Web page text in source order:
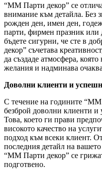
“ММ Парти декор” се
внимание към детайла. Без
рожден ден, имен ден,
парти, фирмен празник или
бъдете сигурни, че сте в
декор” съчетава
да създаде атмосфера,
желания и надминава
Доволни клиенти и
С течение на годините “ММ
безброй доволни клиенти
Това, което ги прави
високото качество на
подход към всеки клиент.
последния детайл на
“ММ Парти декор” се
подготвено.